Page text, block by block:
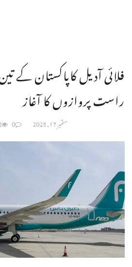
فلائی آدیل کاپاکستان کے
راست پروازوں کا آغاز
ستمبر 17, 2025 0